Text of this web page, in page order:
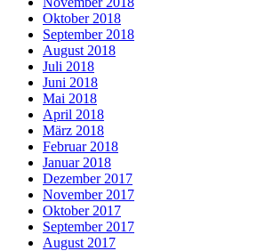
Oktober 2018
September 2018
August 2018
Juli 2018
Juni 2018
Mai 2018
April 2018
März 2018
Februar 2018
Januar 2018
Dezember 2017
November 2017
Oktober 2017
September 2017
August 2017